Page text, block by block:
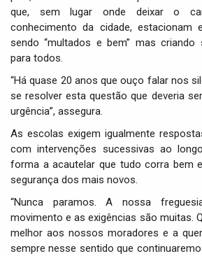
que, sem lugar onde deixar o
conhecimento da cidade, estacionam
sendo “multados e bem” mas criando
para todos.
“Há quase 20 anos que ouço falar nos
se resolver esta questão que deveria
urgência”, assegura.
As escolas exigem igualmente
com intervenções sucessivas ao
forma a acautelar que tudo corra bem
segurança dos mais novos.
“Nunca paramos. A nossa
movimento e as exigências são muitas.
melhor aos nossos moradores e a
sempre nesse sentido que